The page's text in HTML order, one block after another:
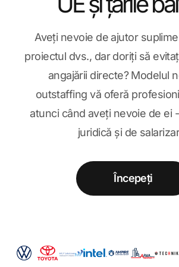
Aveți nevoie de ajutor
proiectul dvs., dar doriți să
angajării directe? Modelul
outstaffing vă oferă
atunci când aveți nevoie de ei
juridică și de
Începeți